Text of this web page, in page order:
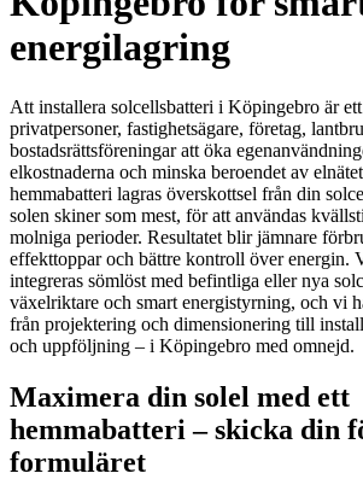
energilagring
Att installera solcellsbatteri i Köpingebro är
privatpersoner, fastighetsägare, företag,
bostadsrättsföreningar att öka
elkostnaderna och minska beroendet av
hemmabatteri lagras överskottsel från din
solen skiner som mest, för att användas
molniga perioder. Resultatet blir jämnare
effekttoppar och bättre kontroll över energin.
integreras sömlöst med befintliga eller nya
växelriktare och smart energistyrning, och vi
från projektering och dimensionering till
och uppföljning – i Köpingebro med omnejd.
Maximera din solel med ett
hemmabatteri – skicka din
formuläret